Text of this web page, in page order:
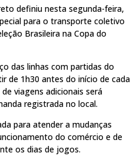
definiu nesta segunda-feira,
para o transporte coletivo
Brasileira na Copa do
das linhas com partidas do
de 1h30 antes do início de cada
viagens adicionais será
registrada no local.
para atender a mudanças
do comércio e de
os dias de jogos.